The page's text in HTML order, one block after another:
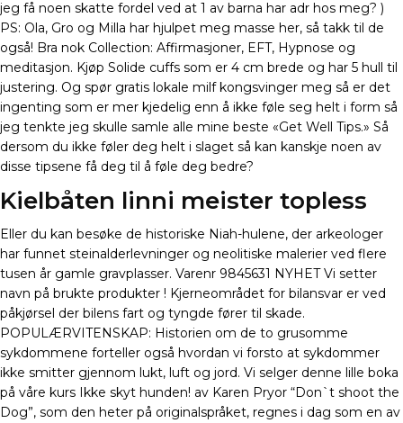
jeg få noen skatte fordel ved at 1 av barna har adr hos meg? )
PS: Ola, Gro og Milla har hjulpet meg masse her, så takk til de
også! Bra nok Collection: Affirmasjoner, EFT, Hypnose og
meditasjon. Kjøp Solide cuffs som er 4 cm brede og har 5 hull til
justering. Og spør gratis lokale milf kongsvinger meg så er det
ingenting som er mer kjedelig enn å ikke føle seg helt i form så
jeg tenkte jeg skulle samle alle mine beste «Get Well Tips.» Så
dersom du ikke føler deg helt i slaget så kan kanskje noen av
disse tipsene få deg til å føle deg bedre?
Kielbåten linni meister topless
Eller du kan besøke de historiske Niah-hulene, der arkeologer
har funnet steinalderlevninger og neolitiske malerier ved flere
tusen år gamle gravplasser. Varenr 9845631 NYHET Vi setter
navn på brukte produkter ! Kjerneområdet for bilansvar er ved
påkjørsel der bilens fart og tyngde fører til skade.
POPULÆRVITENSKAP: Historien om de to grusomme
sykdommene forteller også hvordan vi forsto at sykdommer
ikke smitter gjennom lukt, luft og jord. Vi selger denne lille boka
på våre kurs Ikke skyt hunden! av Karen Pryor “Don`t shoot the
Dog”, som den heter på originalspråket, regnes i dag som en av